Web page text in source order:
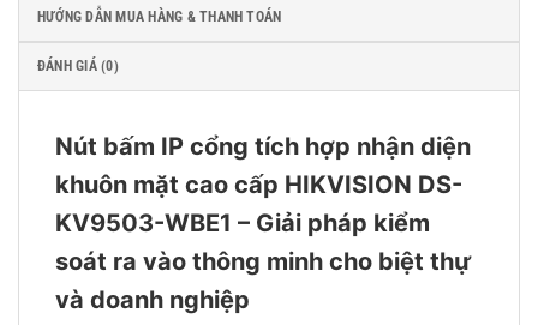
HƯỚNG DẪN MUA HÀNG & THANH TOÁN
ĐÁNH GIÁ (0)
Nút bấm IP cổng tích hợp nhận diện
khuôn mặt cao cấp HIKVISION DS-
KV9503-WBE1 – Giải pháp kiểm
soát ra vào thông minh cho biệt thự
và doanh nghiệp